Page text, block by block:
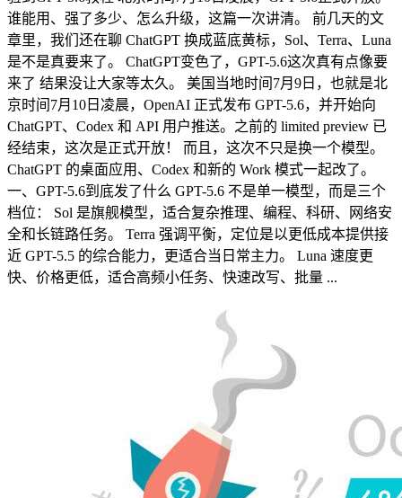
谁能用、强了多少、怎么升级，这篇一次讲清。 前几天的文
章里，我们还在聊 ChatGPT 换成蓝底黄标，Sol、Terra、Luna
是不是真要来了。 ChatGPT变色了，GPT-5.6这次真有点像要
来了 结果没让大家等太久。 美国当地时间7月9日，也就是北
京时间7月10日凌晨，OpenAI 正式发布 GPT-5.6，并开始向
ChatGPT、Codex 和 API 用户推送。之前的 limited preview 已
经结束，这次是正式开放！ 而且，这次不只是换一个模型。
ChatGPT 的桌面应用、Codex 和新的 Work 模式一起改了。
一、GPT-5.6到底发了什么 GPT-5.6 不是单一模型，而是三个
档位： Sol 是旗舰模型，适合复杂推理、编程、科研、网络安
全和长链路任务。 Terra 强调平衡，定位是以更低成本提供接
近 GPT-5.5 的综合能力，更适合当日常主力。 Luna 速度更
快、价格更低，适合高频小任务、快速改写、批量 ...